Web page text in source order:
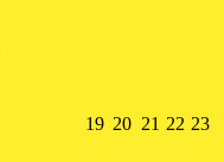
1919.
2020.
21 21.
22 22.
23